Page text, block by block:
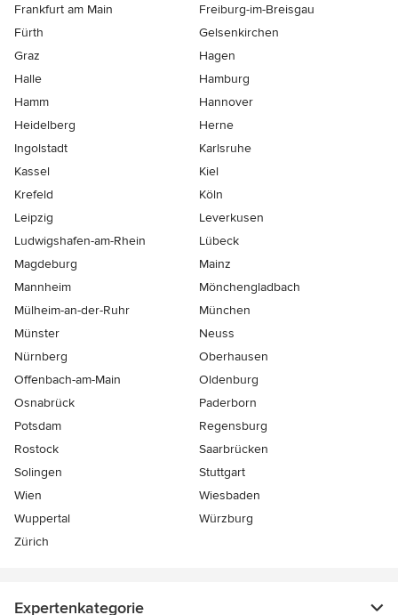
Frankfurt am Main
Freiburg-im-Breisgau
Fürth
Gelsenkirchen
Graz
Hagen
Halle
Hamburg
Hamm
Hannover
Heidelberg
Herne
Ingolstadt
Karlsruhe
Kassel
Kiel
Krefeld
Köln
Leipzig
Leverkusen
Ludwigshafen-am-Rhein
Lübeck
Magdeburg
Mainz
Mannheim
Mönchen­gladbach
Mülheim-an-der-Ruhr
München
Münster
Neuss
Nürnberg
Oberhausen
Offenbach-am-Main
Oldenburg
Osnabrück
Paderborn
Potsdam
Regensburg
Rostock
Saarbrücken
Solingen
Stuttgart
Wien
Wiesbaden
Wuppertal
Würzburg
Zürich
Expertenkategorie